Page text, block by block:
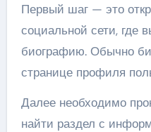
Первый шаг — это
социальной сети, где
биографию. Обычно
странице профиля
Далее необходимо
найти раздел с